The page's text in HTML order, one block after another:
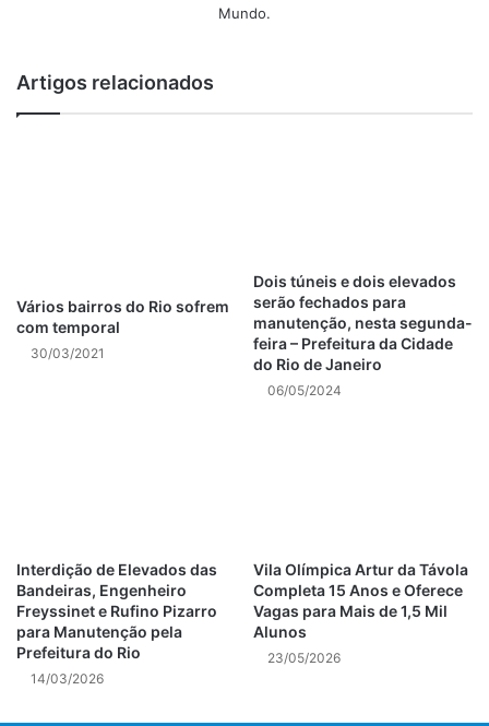
previsão do tempo rio de janeiro
protestos rio de janeiro hoje
tiroteio no rio de janeiro
Mundo.
Artigos relacionados
Vários bairros do Rio sofrem
com temporal
30/03/2021
Dois túneis e dois elevados
serão fechados para
manutenção, nesta segunda-
feira – Prefeitura da Cidade
do Rio de Janeiro
06/05/2024
Interdição de Elevados das
Bandeiras, Engenheiro
Freyssinet e Rufino Pizarro
para Manutenção pela
Prefeitura do Rio
14/03/2026
Vila Olímpica Artur da Távola
Completa 15 Anos e Oferece
Vagas para Mais de 1,5 Mil
Alunos
23/05/2026